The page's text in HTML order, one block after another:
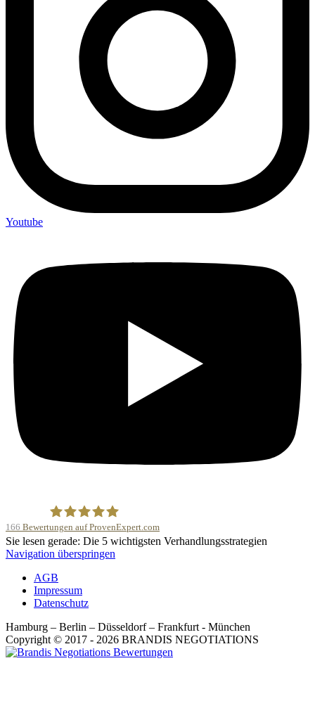
Youtube
BRANDIS NEGOTIATIONS
166 Bewertungen auf ProvenExpert.com
Sie lesen gerade: Die 5 wichtigsten Verhandlungsstrategien
Navigation überspringen
AGB
Impressum
Datenschutz
Hamburg – Berlin – Düsseldorf – Frankfurt - München
Copyright © 2017 - 2026 BRANDIS NEGOTIATIONS